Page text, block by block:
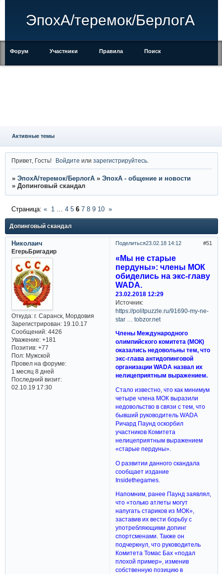
ЭпохА/теремок/БерлогА
Форум Участники Правила Поиск
Активные темы
Привет, Гость! Войдите илизарегистрируйтесь
» ЭпохА/теремок/БерлогА » ЭпохА - общение и новости
» Допинговый скандал
Допинговый скандал
Страница: « 1 … 4 5 6 7 8 9 10 »
Поделиться 51
23.02.18 14:12
Николаич
ЕгерьБригадир
Откуда:г. Саранск, Мордовия
Зарегистрирован: 19.10.17
Сообщений:4426
Уважение: +181
Позитив: +77
Пол:Мужской
Провел на форуме:
1 месяц 8 дней
Последний визит:
02.10.19 17:30
«Мы не старые
пердуны»: члены МОК
обиделись на экс-главу
WADA.
23.02.2018 12:29
Источник:
https://politpuzzle.ru/91690-my-ne-
star … tobzor.net
Члены Международного
олимпийского комитета (МОК)
оказались недовольны тем, что
экс-глава антидопинговой
организации WADA назвал их
нелицеприятным выражением.
Стало известно, что как минимум
четыре члена МОК выразили
недовольство в связи с тем, что
бывший руководитель WADA
Ричард Паунд оскорбил
участников Комитета
нелицеприятным выражением
«старые пердуны».
О развитии данного скандала
сообщает издание
Insidethegames.
Напомним, ранее Паунд заявлял,
что «только атлеты могут
напугать стариков из МОК»,
заставив их вести борьбу с
употребляющими допинг
спортсменами. Также он
подчеркнул, что руководитель
Комитета Томас Бах «подал
плохой пример», изменив
собственную позицию в